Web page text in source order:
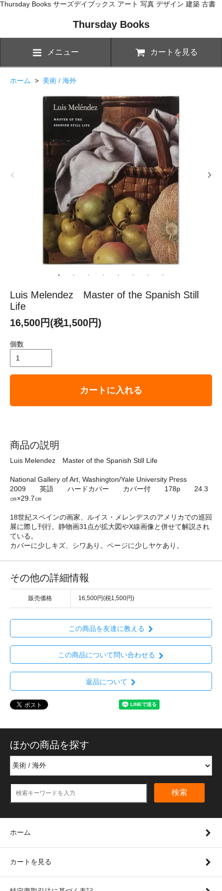
Thursday Books サーズデイブックス アート 写真 デザイン 建築 古書
Thursday Books
メニュー カートを見る
ホーム > 美術 / 海外
Luis Melendez Master of the Spanish Still
Life
16,500円(税1,500円)
個数
カートに入れる
商品の説明
Luis Melendez Master of the Spanish Still Life
National Gallery of Art, Washington/Yale University Press
2009 英語 ハードカバー カバー付 178p 24.3
㎝×29.7㎝
18世紀スペインの画家、ルイス・メレンデスのアメリカでの巡回
展に際し刊行。静物画31点が拡大図やX線画像と併せて解説され
ている。
カバーに少しキズ、シワあり。ページに少しヤケあり。
その他の詳細情報
販売価格 16,500円(税1,500円)
この商品を友達に教える
この商品について問い合わせる
返品について
ほかの商品を探す
検索
ホーム
カートを見る